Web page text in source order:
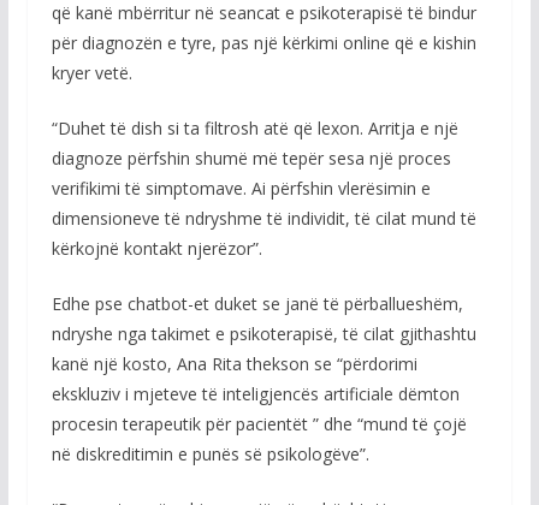
që kanë mbërritur në seancat e psikoterapisë të bindur
për diagnozën e tyre, pas një kërkimi online që e kishin
kryer vetë.
“Duhet të dish si ta filtrosh atë që lexon. Arritja e një
diagnoze përfshin shumë më tepër sesa një proces
verifikimi të simptomave. Ai përfshin vlerësimin e
dimensioneve të ndryshme të individit, të cilat mund të
kërkojnë kontakt njerëzor”.
Edhe pse chatbot-et duket se janë të përballueshëm,
ndryshe nga takimet e psikoterapisë, të cilat gjithashtu
kanë një kosto, Ana Rita thekson se “përdorimi
ekskluziv i mjeteve të inteligjencës artificiale dëmton
procesin terapeutik për pacientët ” dhe “mund të çojë
në diskreditimin e punës së psikologëve”.